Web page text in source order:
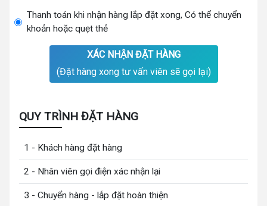
Thanh toán khi nhận hàng lắp đặt xong, Có thể chuyển
khoản hoặc quẹt thẻ
XÁC NHẬN ĐẶT HÀNG
(Đặt hàng xong tư vấn viên sẽ gọi lại)
QUY TRÌNH ĐẶT HÀNG
1 - Khách hàng đặt hàng
2 - Nhân viên gọi điện xác nhận lại
3 - Chuyển hàng - lắp đặt hoàn thiện